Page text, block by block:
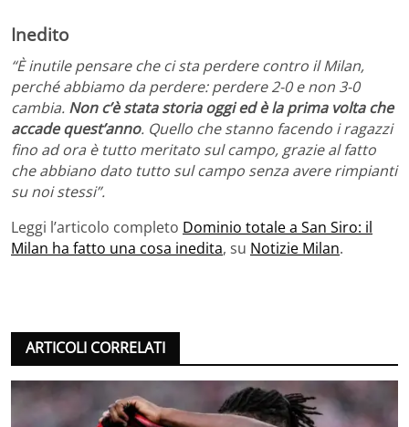
Inedito
“È inutile pensare che ci sta perdere contro il Milan,
perché abbiamo da perdere: perdere 2-0 e non 3-0
cambia. Non c’è stata storia oggi ed è la prima volta che
accade quest’anno. Quello che stanno facendo i ragazzi
fino ad ora è tutto meritato sul campo, grazie al fatto
che abbiano dato tutto sul campo senza avere rimpianti
su noi stessi”.
Leggi l’articolo completo Dominio totale a San Siro: il
Milan ha fatto una cosa inedita, su Notizie Milan.
ARTICOLI CORRELATI